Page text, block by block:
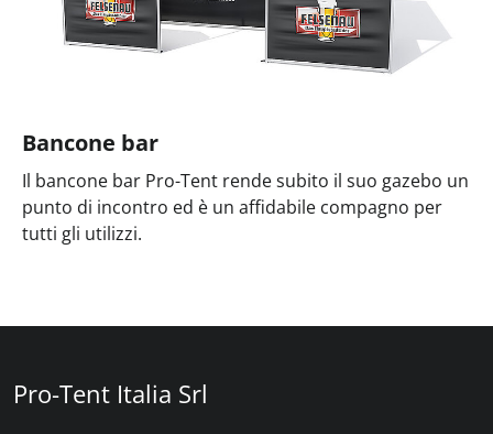
Bancone bar
Il bancone bar Pro-Tent rende subito il suo gazebo un
punto di incontro ed è un affidabile compagno per
tutti gli utilizzi.
Pro-Tent Italia Srl